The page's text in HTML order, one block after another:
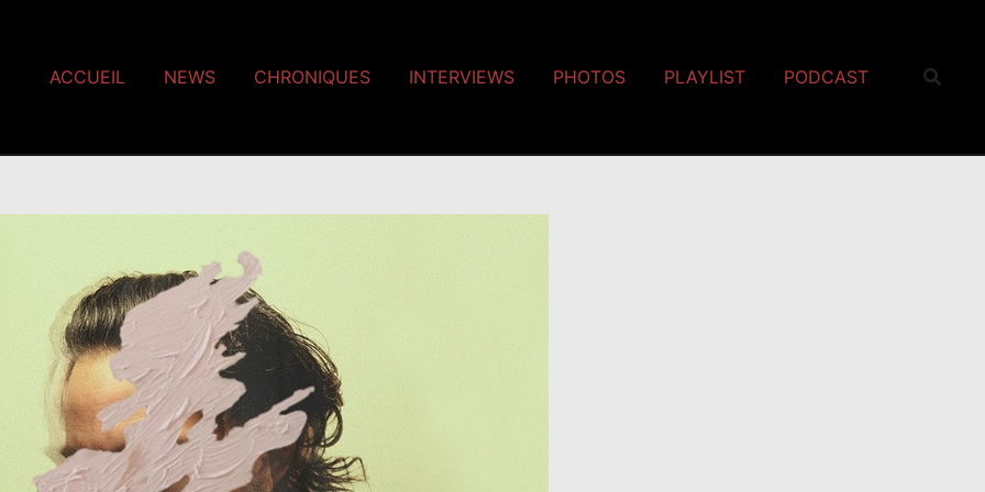
ACCUEIL NEWS CHRONIQUES INTERVIEWS PHOTOS PLAYLIST PODCAST